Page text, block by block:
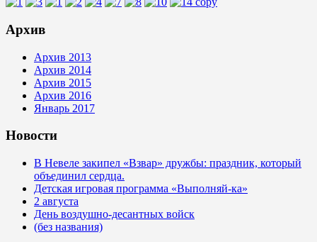
Архив
Архив 2013
Архив 2014
Архив 2015
Архив 2016
Январь 2017
Новости
В Невеле закипел «Взвар» дружбы: праздник, который
объединил сердца.
Детская игровая программа «Выполняй-ка»
2 августа
День воздушно-десантных войск
(без названия)